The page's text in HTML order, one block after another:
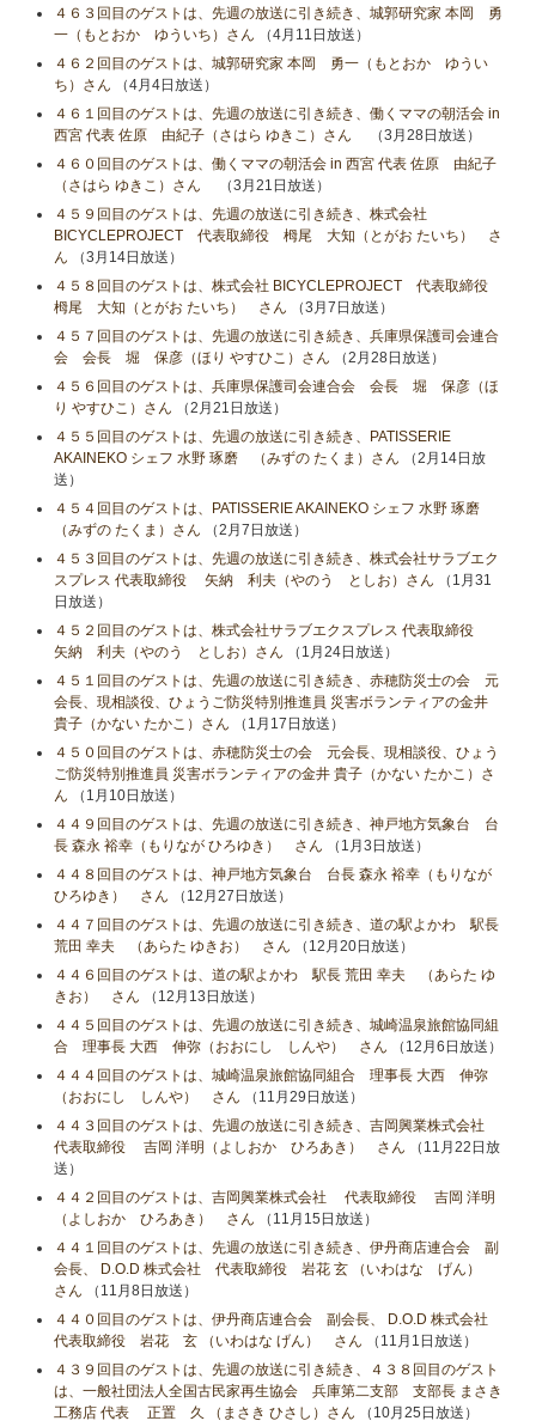
４６３回目のゲストは、先週の放送に引き続き、城郭研究家 本岡 勇
一（もとおか ゆういち）さん （4月11日放送）
４６２回目のゲストは、城郭研究家 本岡 勇一（もとおか ゆうい
ち）さん （4月4日放送）
４６１回目のゲストは、先週の放送に引き続き、働くママの朝活会 in
西宮 代表 佐原 由紀子（さはら ゆきこ）さん
（3月28日放送）
４６０回目のゲストは、働くママの朝活会 in 西宮 代表 佐原 由紀子
（さはら ゆきこ）さん
（3月21日放送）
４５９回目のゲストは、先週の放送に引き続き、株式会社
BICYCLEPROJECT 代表取締役 栂尾 大知（とがお たいち） さ
ん （3月14日放送）
４５８回目のゲストは、株式会社 BICYCLEPROJECT 代表取締役
栂尾 大知（とがお たいち） さん （3月7日放送）
４５７回目のゲストは、先週の放送に引き続き、兵庫県保護司会連合
会 会長 堀 保彦（ほり やすひこ）さん （2月28日放送）
４５６回目のゲストは、兵庫県保護司会連合会 会長 堀 保彦（ほ
り やすひこ）さん （2月21日放送）
４５５回目のゲストは、先週の放送に引き続き、PATISSERIE
AKAINEKO シェフ 水野 琢磨 （みずの たくま）さん （2月14日放
送）
４５４回目のゲストは、PATISSERIE AKAINEKO シェフ 水野 琢磨
（みずの たくま）さん （2月7日放送）
４５３回目のゲストは、先週の放送に引き続き、株式会社サラブエク
スプレス 代表取締役 矢納 利夫（やのう としお）さん （1月31
日放送）
４５２回目のゲストは、株式会社サラブエクスプレス 代表取締役
矢納 利夫（やのう としお）さん （1月24日放送）
４５１回目のゲストは、先週の放送に引き続き、赤穂防災士の会 元
会長、現相談役、ひょうご防災特別推進員 災害ボランティアの金井
貴子（かない たかこ）さん （1月17日放送）
４５０回目のゲストは、赤穂防災士の会 元会長、現相談役、ひょう
ご防災特別推進員 災害ボランティアの金井 貴子（かない たかこ）さ
ん （1月10日放送）
４４９回目のゲストは、先週の放送に引き続き、神戸地方気象台 台
長 森永 裕幸（もりなが ひろゆき） さん （1月3日放送）
４４８回目のゲストは、神戸地方気象台 台長 森永 裕幸（もりなが
ひろゆき） さん （12月27日放送）
４４７回目のゲストは、先週の放送に引き続き、道の駅よかわ 駅長
荒田 幸夫 （あらた ゆきお） さん （12月20日放送）
４４６回目のゲストは、道の駅よかわ 駅長 荒田 幸夫 （あらた ゆ
きお） さん （12月13日放送）
４４５回目のゲストは、先週の放送に引き続き、城崎温泉旅館協同組
合 理事長 大西 伸弥（おおにし しんや） さん （12月6日放送）
４４４回目のゲストは、城崎温泉旅館協同組合 理事長 大西 伸弥
（おおにし しんや） さん （11月29日放送）
４４３回目のゲストは、先週の放送に引き続き、吉岡興業株式会社
代表取締役 吉岡 洋明（よしおか ひろあき） さん （11月22日放
送）
４４２回目のゲストは、吉岡興業株式会社 代表取締役 吉岡 洋明
（よしおか ひろあき） さん （11月15日放送）
４４１回目のゲストは、先週の放送に引き続き、伊丹商店連合会 副
会長、 D.O.D 株式会社 代表取締役 岩花 玄 （いわはな げん）
さん （11月8日放送）
４４０回目のゲストは、伊丹商店連合会 副会長、 D.O.D 株式会社
代表取締役 岩花 玄 （いわはな げん） さん （11月1日放送）
４３９回目のゲストは、先週の放送に引き続き、４３８回目のゲスト
は、一般社団法人全国古民家再生協会 兵庫第二支部 支部長 まさき
工務店 代表 正置 久 （まさき ひさし）さん （10月25日放送）